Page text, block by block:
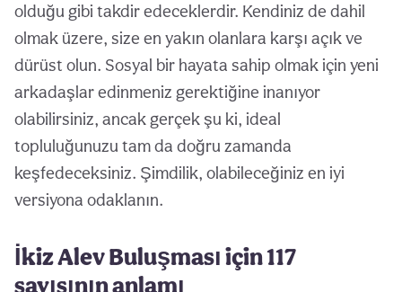
olduğu gibi takdir edeceklerdir. Kendiniz de dahil
olmak üzere, size en yakın olanlara karşı açık ve
dürüst olun. Sosyal bir hayata sahip olmak için yeni
arkadaşlar edinmeniz gerektiğine inanıyor
olabilirsiniz, ancak gerçek şu ki, ideal
topluluğunuzu tam da doğru zamanda
keşfedeceksiniz. Şimdilik, olabileceğiniz en iyi
versiyona odaklanın.
İkiz Alev Buluşması için 117
sayısının anlamı